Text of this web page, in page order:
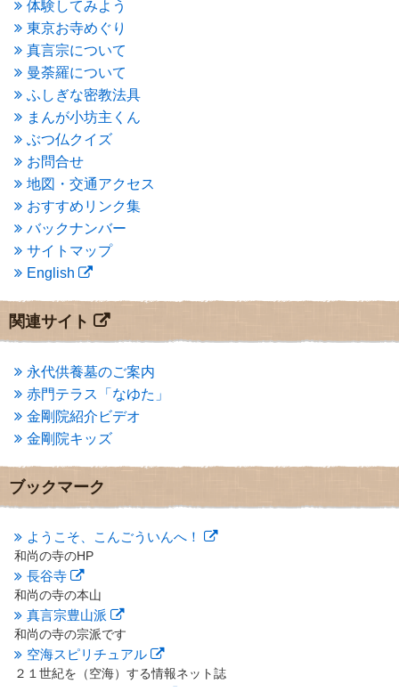
2015年7月(4)
2015年6月(3)
2015年5月(1)
2015年4月(1)
(3)
2015年2月(3)
2015年1月(1)
2014年12月 (2)
2014年9月
2014年5月(1)
2014年4月 (4)
2014年1月 (1)
2013年11月(4)
2013年10月 (2)
2013年9月(4)
2013年7月
(7)
2013年6月 (6)
2013年5月(13)
2013年4月(1)
2013年3月
(4)
2013年2月(6)
2013年1月(6)
2012年12月(7)
2012年10月(5)
2012年9月
(8)
2012年7月
(10)
2012年6月(14)
2012年5月
2012年4月(16)
2012年3月 (17)
2012年2月(20)
2012年1月(25)
2011年12月(22)
2011年11月(28)
体験してみよう
東京お寺めぐり
真言宗について
曼荼羅について
ふしぎな密教法具
まんが小坊主くん
ぶつ仏クイズ
お問合せ
地図・交通アクセス
おすすめリンク集
バックナンバー
サイトマップ
English
関連サイト
永代供養墓のご案内
赤門テラス「なゆた」
金剛院紹介ビデオ
金剛院キッズ
ブックマーク
ようこそ、こんごういんへ！
和尚の寺のHP
長谷寺
和尚の寺の本山
真言宗豊山派
和尚の寺の宗派です
空海スピリチュアル
２１世紀を（空海）する情報ネット誌